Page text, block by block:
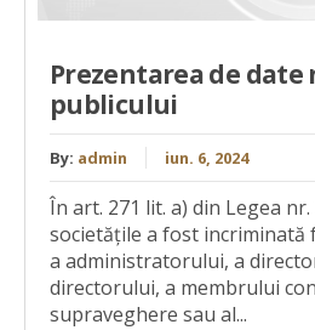
Prezentarea de date
publicului
By: admin iun. 6, 2024
În art. 271 lit. a) din Legea
societățile a fost
a administratorului, a
directorului, a membrului
supraveghere sau al...